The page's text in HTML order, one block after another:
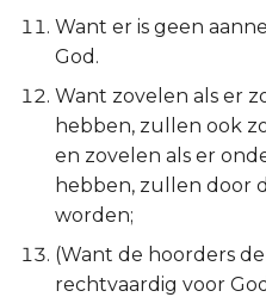
Hooglied
Jesaja
Klaagliederen
Ezechiël
Want er is geen
God.
Want zovelen als er
hebben, zullen ook
en zovelen als er
hebben, zullen door
worden;
(Want de hoorders
rechtvaardig voor